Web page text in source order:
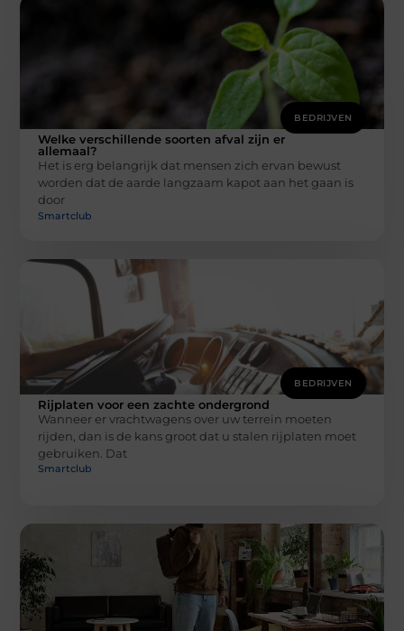
BEDRIJVEN
Welke verschillende soorten afval zijn er
allemaal?
Het is erg belangrijk dat mensen zich ervan bewust
worden dat de aarde langzaam kapot aan het gaan is
door
Smartclub
BEDRIJVEN
Rijplaten voor een zachte ondergrond
Wanneer er vrachtwagens over uw terrein moeten
rijden, dan is de kans groot dat u stalen rijplaten moet
gebruiken. Dat
Smartclub